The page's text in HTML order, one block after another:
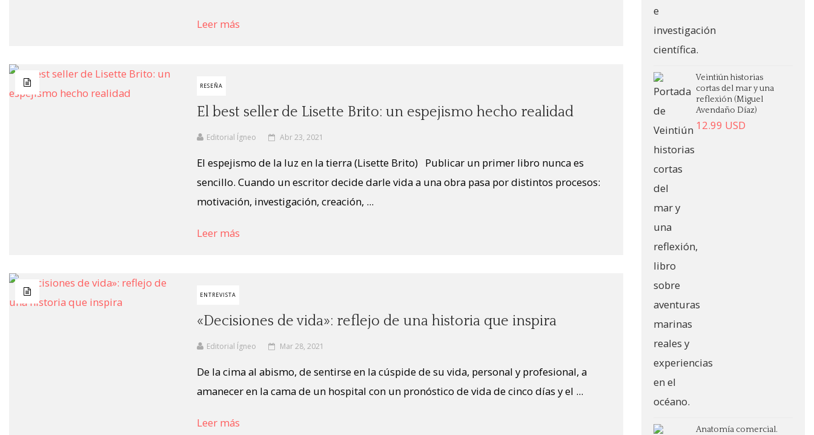
Leer más
RESEÑA
El best seller de Lisette Brito: un espejismo hecho realidad
Editorial Ígneo Abr 23, 2021
El espejismo de la luz en la tierra (Lisette Brito) Publicar un primer libro nunca es
sencillo. Cuando un escritor decide darle vida a una obra pasa por distintos procesos:
motivación, investigación, creación, ...
Leer más
ENTREVISTA
«Decisiones de vida»: reflejo de una historia que inspira
Editorial Ígneo Mar 28, 2021
De la cima al abismo, de sentirse en la cúspide de su vida, personal y profesional, a
amanecer en la cama de un hospital con un pronóstico de vida de cinco días y el ...
Leer más
Veintiún historias
cortas del mar y una
reflexión (Miguel
Avendaño Díaz)
12.99 USD
Anatomía comercial.